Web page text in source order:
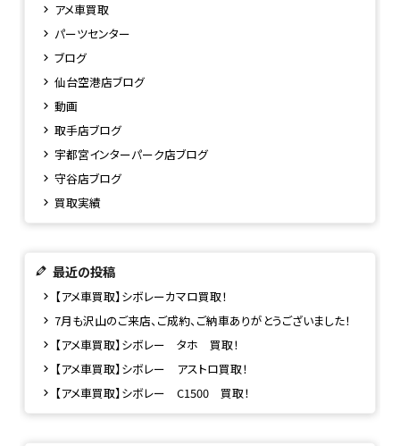
アメ車買取
パーツセンター
ブログ
仙台空港店ブログ
動画
取手店ブログ
宇都宮インターパーク店ブログ
守谷店ブログ
買取実績
最近の投稿
【アメ車買取】シボレーカマロ買取！
7月も沢山のご来店、ご成約、ご納車ありがとうございました！
【アメ車買取】シボレー タホ 買取！
【アメ車買取】シボレー アストロ買取！
【アメ車買取】シボレー C1500 買取！